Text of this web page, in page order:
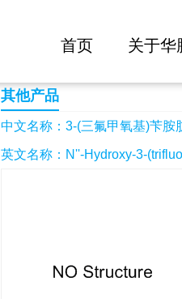
首页 关于华
3-(三氟甲氧基)苄胺肪
其他产品
中文名称：3-(三氟甲氧基)苄胺
英文名称：N''-Hydroxy-3-